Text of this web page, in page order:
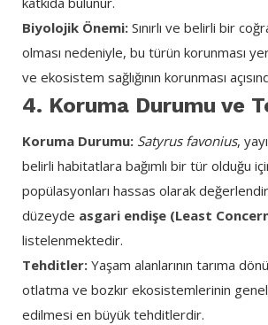
Biyolojik Önemi: Sınırlı ve belirli bir
olması nedeniyle, bu türün korunması
ve ekosistem sağlığının korunması
4. Koruma Durumu ve
Koruma Durumu: Satyrus favonius,
belirli habitatlara bağımlı bir tür olduğu
popülasyonları hassas olarak
düzeyde asgari endişe (Least
listelenmektedir.
Tehditler: Yaşam alanlarının tarıma
otlatma ve bozkır ekosistemlerinin
edilmesi en büyük tehditlerdir.